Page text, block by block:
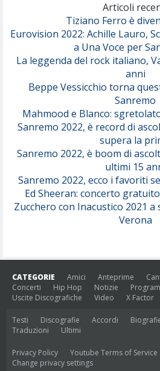
Serenamente
Articoli
Tiziano Ferro è
Eurovision 2022: Achille Lauro,
a Una Voce per
La leggenda del rock italiano,
anni
Beppe Vessicchio torna
Sanremo
Mahmood e Blanco:
Sanremo 2022, è record di
supera la
Sanremo 2022, è boom di
ultimi 15
Sanremo 2022, ecco i favoriti
Ed Sheeran: concerto
Zucchero con Inacustico 2021 a
Verona
CATEGORIE Amici Anteprime
Concerti
Hip Hop Notizie
Uscite Discografiche
Video X Factor
Testi Discografie Accordi
Traduzioni
Ultimi
Privacy Policy Youtube Terms of Service
Change privacy settings